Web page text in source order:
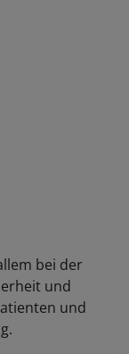
bei der
und
und